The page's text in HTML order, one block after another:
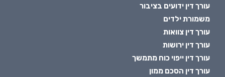
עורך דין ידועים בציבור
משמורת ילדים
עורך דין צוואות
עורך דין ירושות
עורך דין ייפוי כוח מתמשך
עורך דין הסכם ממון